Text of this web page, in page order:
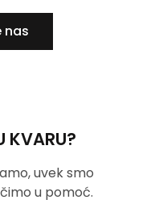
nas
KVARU?
uvek smo
u pomoć.